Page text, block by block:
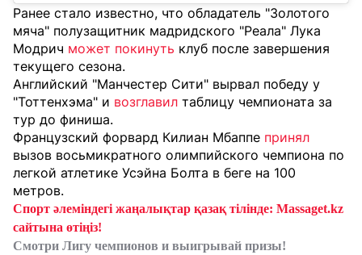
Ранее стало известно, что обладатель "Золотого
мяча" полузащитник мадридского "Реала" Лука
Модрич может покинуть клуб после завершения
текущего сезона.
Английский "Манчестер Сити" вырвал победу у
"Тоттенхэма" и возглавил таблицу чемпионата за
тур до финиша.
Французский форвард Килиан Мбаппе принял
вызов восьмикратного олимпийского чемпиона по
легкой атлетике Усэйна Болта в беге на 100
метров.
Спорт әлеміндегі жаңалықтар қазақ тілінде: Massaget.kz
сайтына өтіңіз!
Смотри Лигу чемпионов и выигрывай призы!